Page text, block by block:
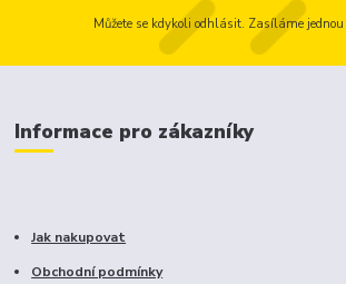
Můžete se kdykoli odhlásit. Zasíláme
Informace pro zákazníky
Jak nakupovat
Obchodní podmínky